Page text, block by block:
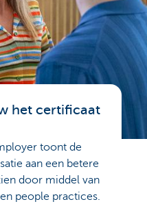
het certificaat
toont de
aan een betere
door middel van
people practices.